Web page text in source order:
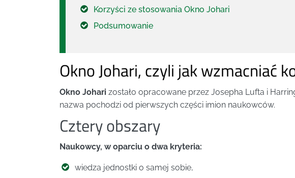
Korzyści ze stosowania Okno Johari
Podsumowanie
Okno Johari, czyli jak wzmacniać
Okno Johari zostało opracowane przez Josepha Lufta i
nazwa pochodzi od pierwszych części imion naukowców.
Cztery obszary
Naukowcy, w oparciu o dwa kryteria:
wiedza jednostki o samej sobie,